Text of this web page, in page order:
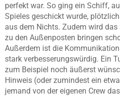
perfekt war. So ging ein Schiff,
Spieles geschickt wurde,
aus dem Nichts. Zudem wird
zu den Außenposten bringen
Außerdem ist die
stark verbesserungswürdig. Ein
zum Beispiel noch äußerst
Hinweis (oder zumindest ein
jemand von der eigenen Crew